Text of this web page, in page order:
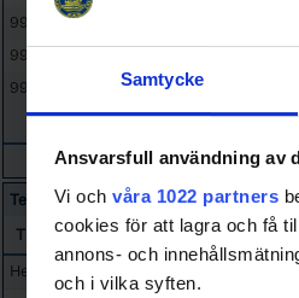
Samtycke
Ansvarsfull användning av
Vi och våra 1022 partners
cookies för att lagra och få
annons- och
och i vilka syften.
99
Lindgren, Malva
99
99
Petruska, Lovisa
Team Officials
Title
Head Coach